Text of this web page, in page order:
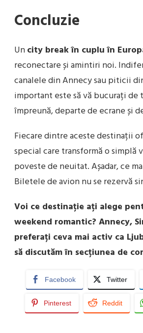
Concluzie
Uncity break în cuplu în
reconectare și amintiri noi.
canalele din Annecy sau piticii
important este să vă bucurați
împreună, departe de ecrane și
Fiecare dintre aceste destinații
special care transformă o simplă
poveste de neuitat. Așadar, ce
Biletele de avion nu se rezervă
Voi ce destinație ați alege
weekend romantic? Annecy,
preferați ceva mai activ ca
să discutăm în secțiunea de
Facebook Twitter
Pinterest Reddit